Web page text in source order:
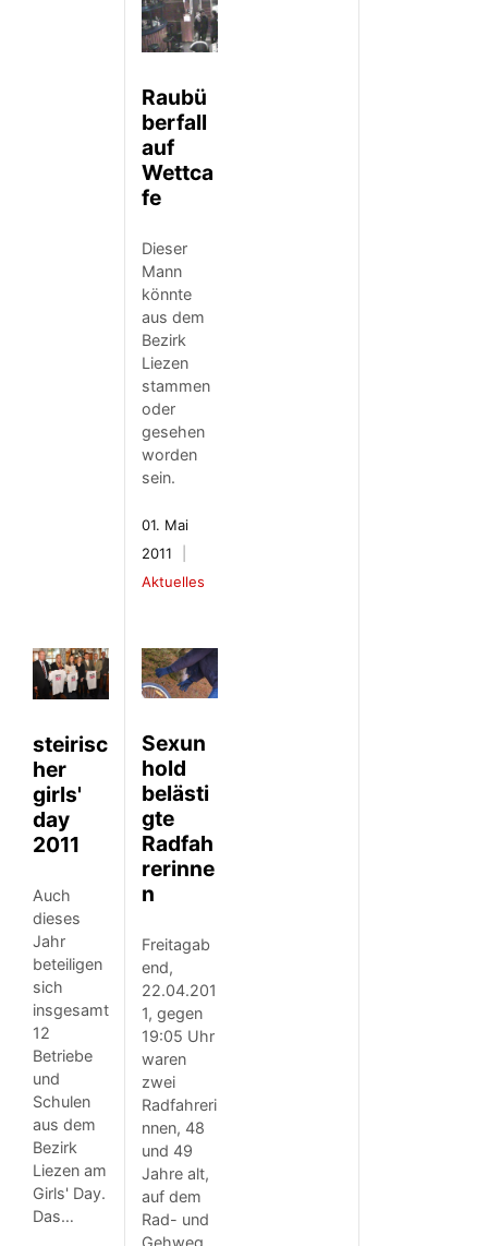
Raubü
berfall
auf
Wettca
fe
Dieser
Mann
könnte
aus dem
Bezirk
Liezen
stammen
oder
gesehen
worden
sein.
01. Mai
2011
Aktuelles
steirisc
her
girls'
day
2011
Auch
dieses
Jahr
beteiligen
sich
insgesamt
12
Betriebe
und
Schulen
aus dem
Bezirk
Liezen am
Girls' Day.
Das…
Sexun
hold
belästi
gte
Radfah
rerinne
n
Freitagab
end,
22.04.201
1, gegen
19:05 Uhr
waren
zwei
Radfahreri
nnen, 48
und 49
Jahre alt,
auf dem
Rad- und